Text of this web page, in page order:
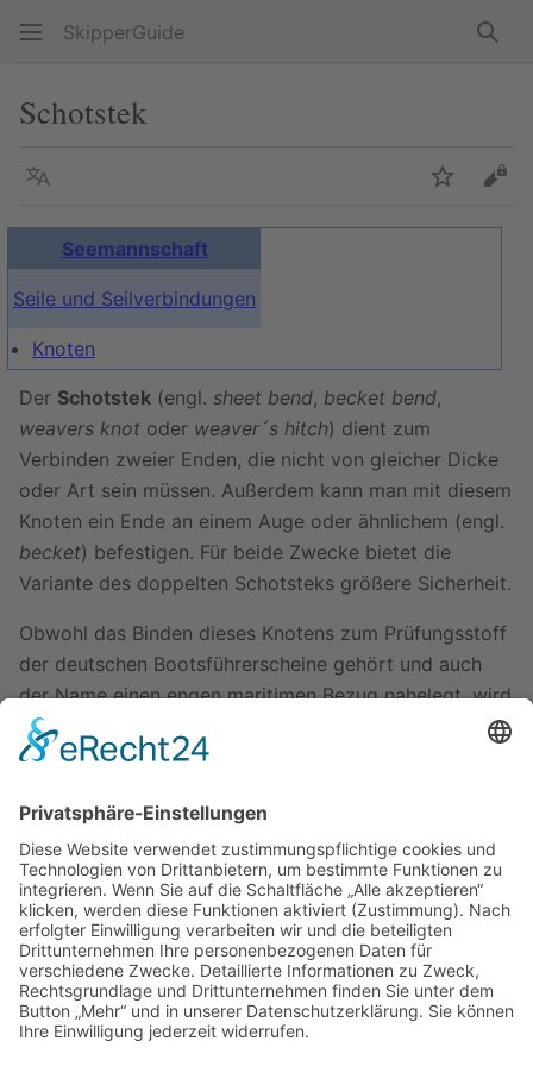
SkipperGuide
Schotstek
Sprache
Seemannschaft
Seile und Seilverbindungen
Knoten
Der Schotstek (engl. sheet bend, becket bend,
weavers knot oder weaver´s hitch) dient zum
Verbinden zweier Enden, die nicht von gleicher Dicke
oder Art sein müssen. Außerdem kann man mit diesem
Knoten ein Ende an einem Auge oder ähnlichem (engl.
becket) befestigen. Für beide Zwecke bietet die
Variante des doppelten Schotsteks größere Sicherheit.
Obwohl das Binden dieses Knotens zum Prüfungsstoff
der deutschen Bootsführerscheine gehört und auch
der Name einen engen maritimen Bezug nahelegt, wird
er im Segleralltag verhältnismäßig selten verwendet.
Man findet ihn jedoch unter Umständen immer dann
hat, abhängig von deren Herstellungsart.
Ausführung
Zuletzt bearbeitet vor 16 JahrenvonAxel